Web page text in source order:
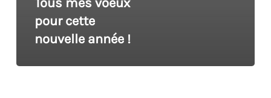
pour cette
nouvelle année !